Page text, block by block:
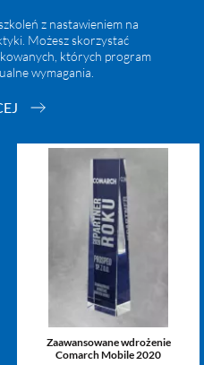
z nastawieniem na
Możesz skorzystać
których program
wymagania.
Zaawansowane wdrożenie
Comarch Mobile 2020